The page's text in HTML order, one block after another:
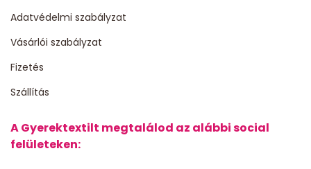
Adatvédelmi szabályzat
Vásárlói szabályzat
Fizetés
Szállítás
A Gyerektextilt megtalálod az alábbi social
felületeken: